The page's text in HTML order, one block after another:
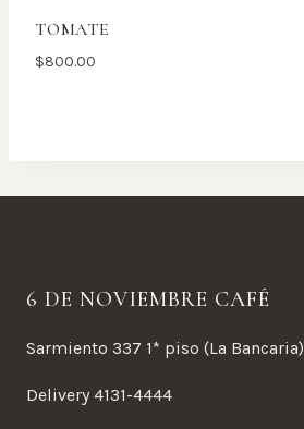
TOMATE
$800.00
6 DE NOVIEMBRE CAFÉ
Sarmiento 337 1* piso (La Bancaria)
Delivery 4131-4444